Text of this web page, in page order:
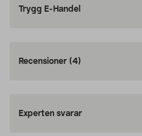
Trygg E-Handel
Recensioner (4)
Experten svarar